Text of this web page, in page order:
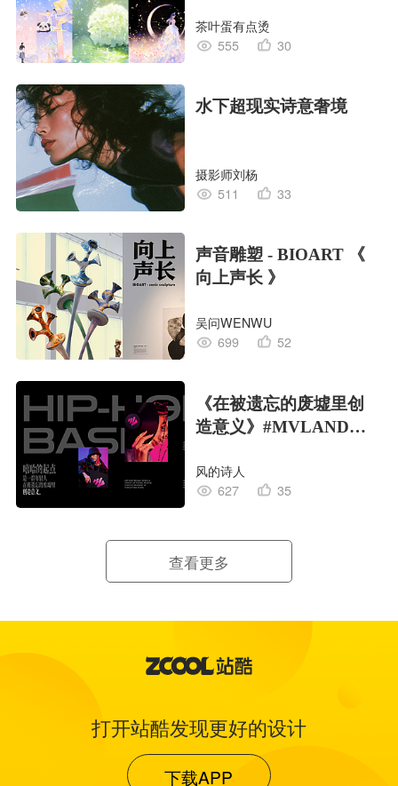
茶叶蛋有点烫
555
30
水下超现实诗意奢境
摄影师刘杨
511
33
声音雕塑 - BIOART 《
向上声长 》
吴问WENWU
699
52
《在被遗忘的废墟里创
造意义》#MVLAND嘻
风的诗人
627
35
查看更多
打开站酷发现更好的设计
下载APP